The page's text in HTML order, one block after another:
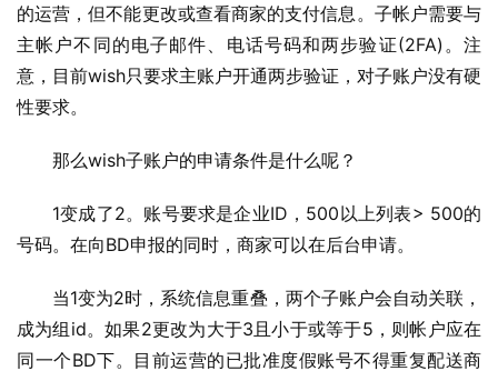
的运营，但不能更改或查看商家的支付信息。子帐户需要与
主帐户不同的电子邮件、电话号码和两步验证(2FA)。注
意，目前wish只要求主账户开通两步验证，对子账户没有硬
性要求。
那么wish子账户的申请条件是什么呢？
1变成了2。账号要求是企业ID，500以上列表> 500的
号码。在向BD申报的同时，商家可以在后台申请。
当1变为2时，系统信息重叠，两个子账户会自动关联，
成为组id。如果2更改为大于3且小于或等于5，则帐户应在
同一个BD下。目前运营的已批准度假账号不得重复配送商